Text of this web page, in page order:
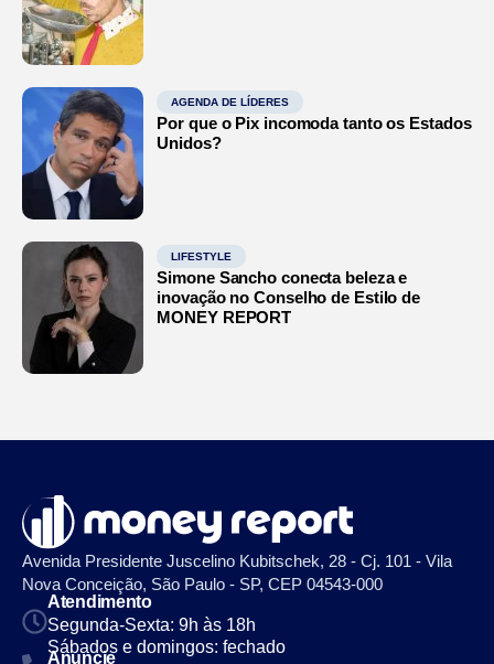
AGENDA DE LÍDERES
Por que o Pix incomoda tanto os Estados
Unidos?
LIFESTYLE
Simone Sancho conecta beleza e
inovação no Conselho de Estilo de
MONEY REPORT
Avenida Presidente Juscelino Kubitschek, 28 - Cj. 101 - Vila
Nova Conceição, São Paulo - SP, CEP 04543-000
Atendimento
Segunda-Sexta: 9h às 18h
Sábados e domingos: fechado
Anuncie